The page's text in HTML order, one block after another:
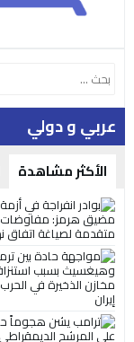
عربي و دولي
الأكثر مشاهدة